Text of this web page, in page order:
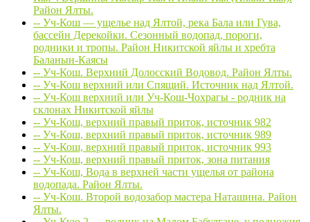
Район Ялты.
-- Уч-Кош — ущелье над Ялтой, река Бала или Гува,
бассейн Дерекойки. Сезонный водопад, пороги,
родники и тропы. Район Никитской яйлы и хребта
Баланын-Каясы
-- Уч-Кош. Верхний Долосский Водовод. Район Ялты.
-- Уч-Кош верхний или Спящий. Источник над Ялтой.
-- Уч-Кош верхний или Уч-Кош-Чохрагы - родник на
склонах Никитской яйлы
-- Уч-Кош, верхний правый приток, источник 982
-- Уч-Кош, верхний правый приток, источник 989
-- Уч-Кош, верхний правый приток, источник 993
-- Уч-Кош, верхний правый приток, зона питания
-- Уч-Кош, Вода в верхней части ущелья от района
водопада. Район Ялты.
-- Уч-Кош. Второй водозабор мастера Наташина. Район
Ялты.